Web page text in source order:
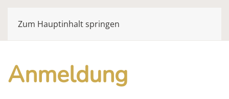
Zum Hauptinhalt springen
Anmeldung